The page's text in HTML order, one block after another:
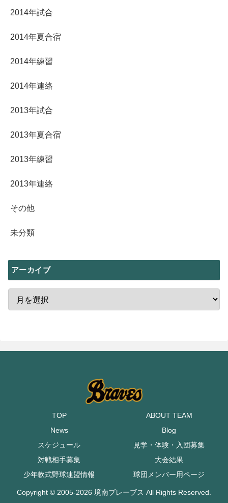
2014年試合
2014年夏合宿
2014年練習
2014年連絡
2013年試合
2013年夏合宿
2013年練習
2013年連絡
その他
未分類
アーカイブ
TOP
ABOUT TEAM
News
Blog
スケジュール
見学・体験・入団募集
対戦相手募集
大会結果
少年軟式野球連盟情報
球団メンバー用ページ
Copyright © 2005-2026 境南ブレーブス All Rights Reserved.